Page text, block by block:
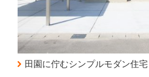
田園に佇むシンプルモダン住宅